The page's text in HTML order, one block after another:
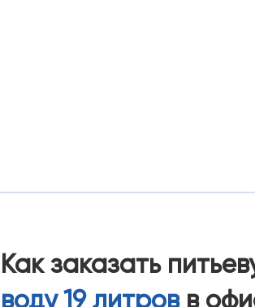
Как заказать
воду 19 литровв